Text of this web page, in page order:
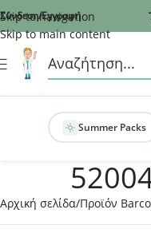
Recaptcha
Skip to navigation
Skip to main content
Σύνδεση/Εγγραφή
Summer Packs
Αρχική σελίδα Προϊόν